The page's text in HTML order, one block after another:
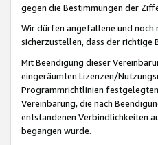
gegen die Bestimmungen der
Wir dürfen angefallene und noch
sicherzustellen, dass der richtige
Mit Beendigung dieser
eingeräumten Lizenzen/
Programmrichtlinien
Vereinbarung, die nach
entstandenen Verbindlichkeiten
begangen wurde.